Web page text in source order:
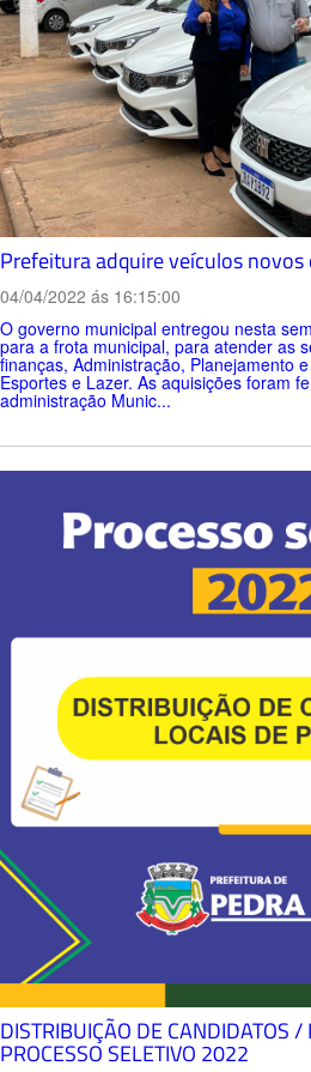
Prefeitura adquire veículos
04/04/2022 ás 16:15:00
O governo municipal entregou nesta
para a frota municipal, para atender as
finanças, Administração, Planejamento
Esportes e Lazer. As aquisições foram
administração Munic...
DISTRIBUIÇÃO DE CANDIDATOS /
PROCESSO SELETIVO 2022